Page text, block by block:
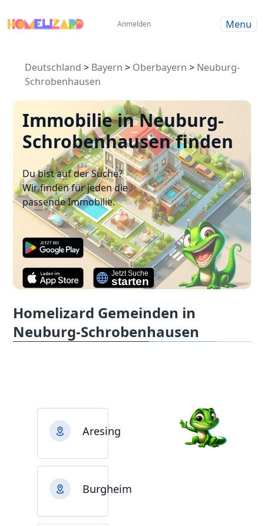
Anmelden Menu
Deutschland > Bayern > Oberbayern > Neuburg-
Schrobenhausen
Immobilie in Neuburg-
Schrobenhausen finden
Du bist auf der Suche?
Wir finden für jeden die
passende Immobilie.
Homelizard Gemeinden in
Neuburg-Schrobenhausen
Aresing
Burgheim